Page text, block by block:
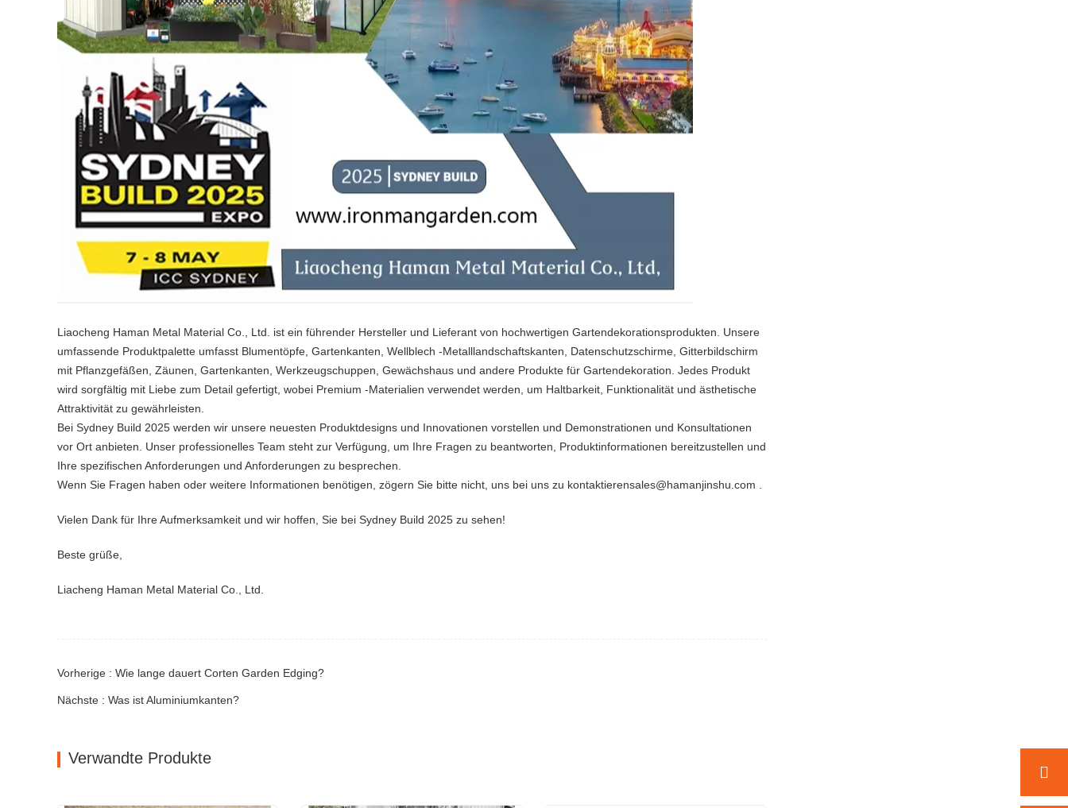
Liaocheng Haman Metal Material Co., Ltd. ist ein führender Hersteller und Lieferant von hochwertigen Gartendekorationsprodukten. Unsere
umfassende Produktpalette umfasst Blumentöpfe, Gartenkanten, Wellblech -Metalllandschaftskanten, Datenschutzschirme, Gitterbildschirm
mit Pflanzgefäßen, Zäunen, Gartenkanten, Werkzeugschuppen, Gewächshaus und andere Produkte für Gartendekoration. Jedes Produkt
wird sorgfältig mit Liebe zum Detail gefertigt, wobei Premium -Materialien verwendet werden, um Haltbarkeit, Funktionalität und ästhetische
Attraktivität zu gewährleisten.
Bei Sydney Build 2025 werden wir unsere neuesten Produktdesigns und Innovationen vorstellen und Demonstrationen und Konsultationen
vor Ort anbieten. Unser professionelles Team steht zur Verfügung, um Ihre Fragen zu beantworten, Produktinformationen bereitzustellen und
Ihre spezifischen Anforderungen und Anforderungen zu besprechen.
Wenn Sie Fragen haben oder weitere Informationen benötigen, zögern Sie bitte nicht, uns bei uns zu kontaktierensales@hamanjinshu.com .
Vielen Dank für Ihre Aufmerksamkeit und wir hoffen, Sie bei Sydney Build 2025 zu sehen!
Beste grüße,
Liacheng Haman Metal Material Co., Ltd.
Vorherige : Wie lange dauert Corten Garden Edging?
Nächste : Was ist Aluminiumkanten?
Verwandte Produkte